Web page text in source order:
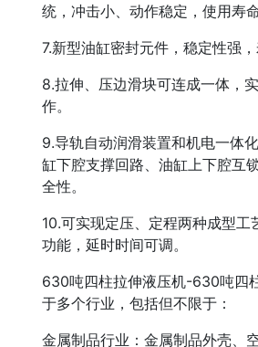
统，冲击小、动作稳定，使用寿
7.新型油缸密封元件，稳定性强，
8.拉伸、压边滑块可连成一体，
作。
9.导轨自动润滑装置和机电一体
缸下腔支撑回路、油缸上下腔互
全性。
10.可实现定压、定程两种成型工
功能，延时时间可调。
630吨四柱拉伸液压机-630吨四
于多个行业，包括但不限于：
金属制品行业：金属制品外壳、